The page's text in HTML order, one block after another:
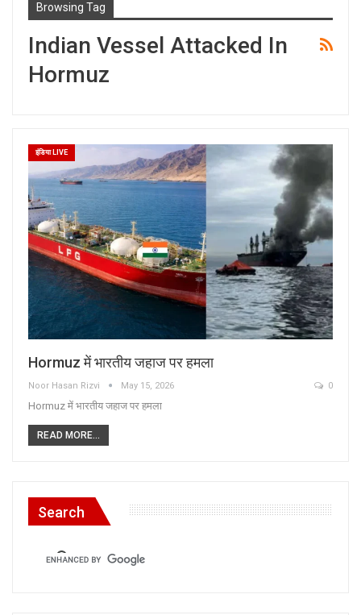
Browsing Tag
Indian Vessel Attacked In
Hormuz
इंडिया LIVE
Hormuz में भारतीय जहाज पर हमला
Noor Hasan Rizvi May 15, 2026 0
Hormuz में भारतीय जहाज पर हमला
READ MORE...
Search